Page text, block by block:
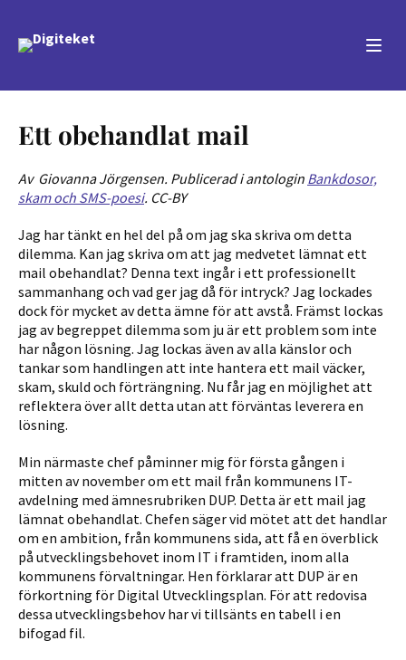
Ett obehandlat mail
Av Giovanna Jörgensen. Publicerad i antologin Bankdosor,
skam och SMS-poesi. CC-BY
Jag har tänkt en hel del på om jag ska skriva om detta
dilemma. Kan jag skriva om att jag medvetet lämnat ett
mail obehandlat? Denna text ingår i ett professionellt
sammanhang och vad ger jag då för intryck? Jag lockades
dock för mycket av detta ämne för att avstå. Främst lockas
jag av begreppet dilemma som ju är ett problem som inte
har någon lösning. Jag lockas även av alla känslor och
tankar som handlingen att inte hantera ett mail väcker,
skam, skuld och förträngning. Nu får jag en möjlighet att
reflektera över allt detta utan att förväntas leverera en
lösning.
Min närmaste chef påminner mig för första gången i
mitten av november om ett mail från kommunens IT-
avdelning med ämnesru­briken DUP. Detta är ett mail jag
lämnat obehandlat. Chefen säger vid mötet att det handlar
om en ambition, från kommunens sida, att få en överblick
på utvecklingsbehovet inom IT i framtiden, inom alla
kommunens förvaltningar. Hen förklarar att DUP är en
förkortning för Digital Utvecklingsplan. För att redovisa
dessa utvecklingsbehov har vi tillsänts en tabell i en
bifogad fil.